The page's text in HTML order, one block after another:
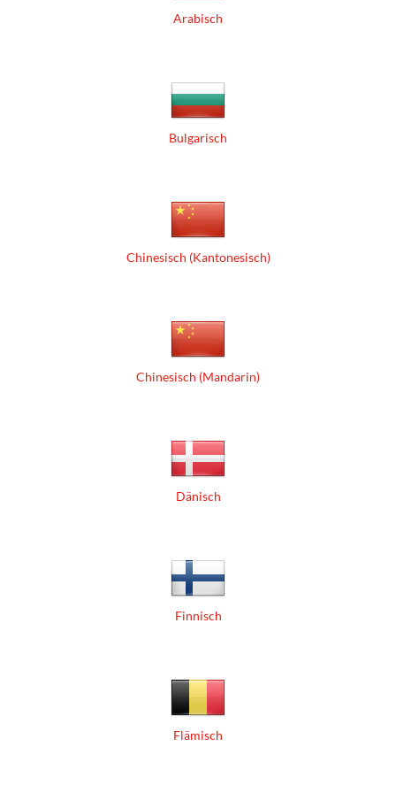
Arabisch
Bulgarisch
Chinesisch (Kantonesisch)
Chinesisch (Mandarin)
Dänisch
Finnisch
Flämisch